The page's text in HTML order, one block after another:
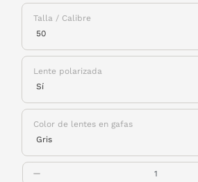
Talla / Calibre
Lente polarizada
Color de lentes en gafas